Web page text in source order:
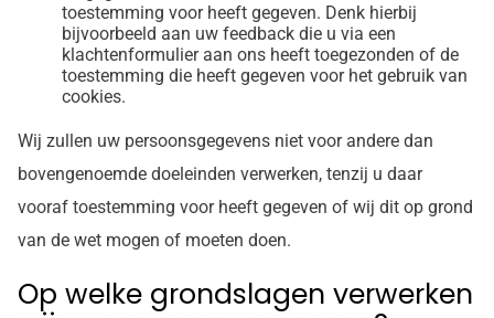
toestemming voor heeft gegeven. Denk hierbij
bijvoorbeeld aan uw feedback die u via een
klachtenformulier aan ons heeft toegezonden of de
toestemming die heeft gegeven voor het gebruik van
cookies.
Wij zullen uw persoonsgegevens niet voor andere dan
bovengenoemde doeleinden verwerken, tenzij u daar
vooraf toestemming voor heeft gegeven of wij dit op grond
van de wet mogen of moeten doen.
Op welke grondslagen verwerken